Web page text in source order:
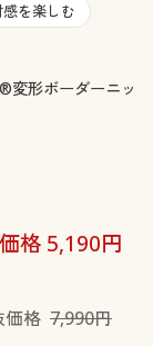
を楽しむ
変形ボーダーニッ
格 5,190円
格 7,990円